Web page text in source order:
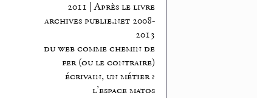
2011 | Après le livre
archives publie.net 2008-
2013
du web comme chemin de
fer (ou le contraire)
écrivain, un métier ?
l’espace matos